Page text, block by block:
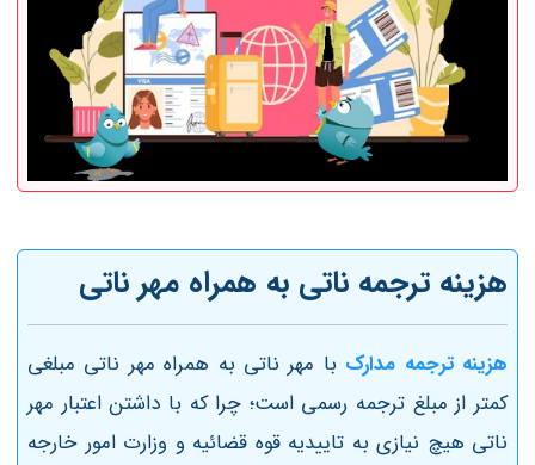
هزینه ترجمه ناتی به همراه مهر ناتی
هزینه ترجمه مدارک با مهر ناتی به همراه مهر ناتی مبلغی
کمتر از مبلغ ترجمه رسمی است؛ چرا که با داشتن اعتبار مهر
ناتی هیچ نیازی به تاییدیه قوه قضائیه و وزارت امور خارجه